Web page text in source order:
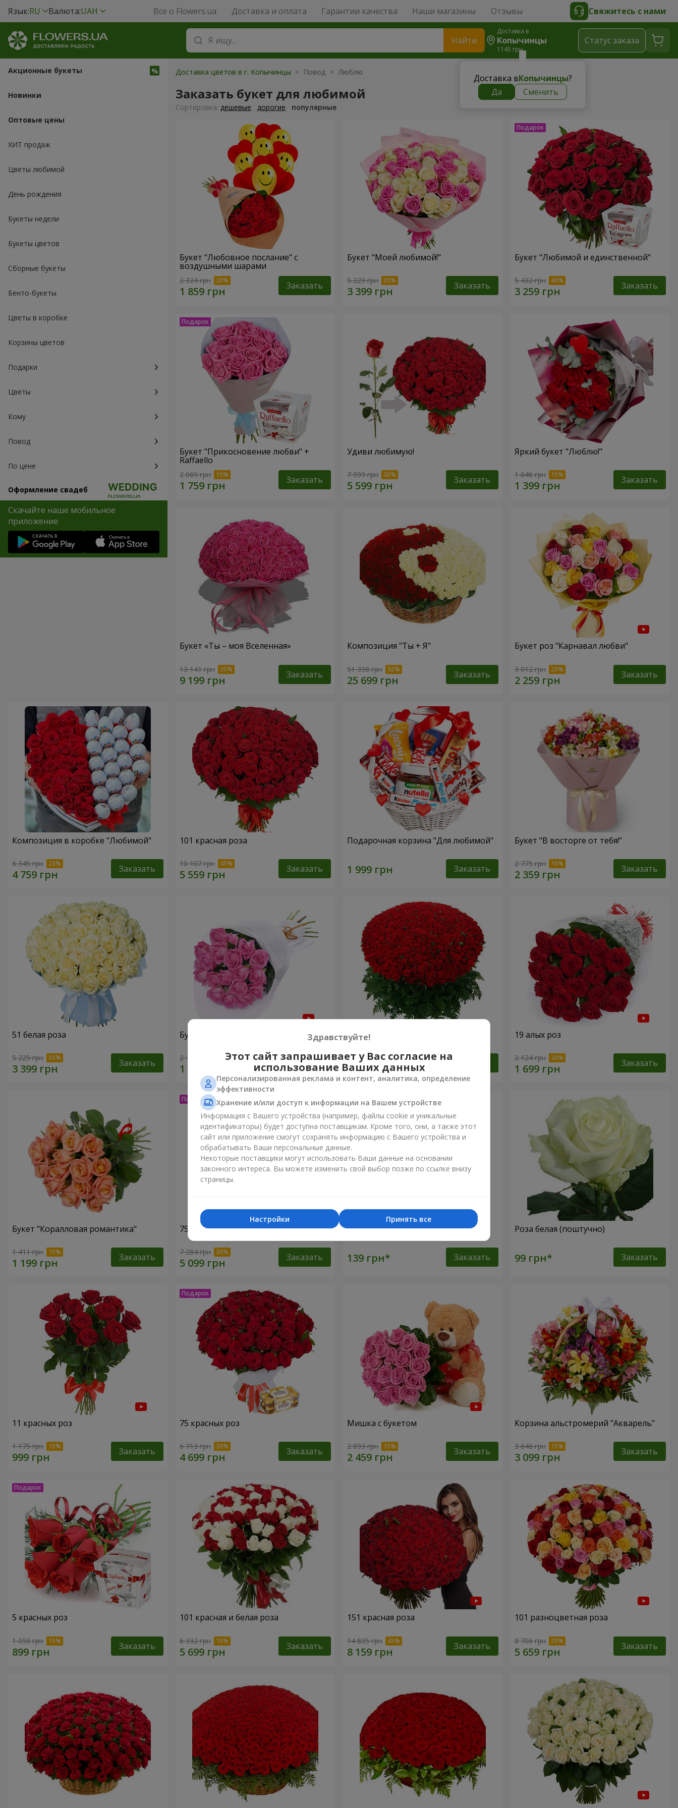
Язык:RU Валюта:UAH Все о Flowers.ua Доставка и оплата Гарантии качества Наши магазины Отзывы Свяжитесь с нами
Найти
Доставка в
Копычинцы
1145 грн
Доставка вКопычинцы?
Да
Сменить
Cтатус заказа
Акционные букеты
Новинки
Оптовые цены
ХИТ продаж
Цветы любимой
День рождения
Букеты недели
Букеты цветов
Сборные букеты
Бенто-букеты
Цветы в коробке
Корзины цветов
Подарки
Цветы
Кому
Повод
По цене
Оформление свадеб
Скачайте наше мобильное
приложение
Доставка цветов в г. Копычинцы > Повод > Люблю
Заказать букет для любимой
Cортировка: дешевые дорогие популярные
Букет "Любовное послание" с
воздушными шарами
2 324 грн Заказать
Букет "Моей любимой!"
5 229 грн Заказать
Букет "Любимой и единственной"
5 432 грн Заказать
Букет "Прикосновение любви" +
Raffaello
2 069 грн Заказать
Удиви любимую!
7 999 грн Заказать
Яркий букет "Люблю!"
1 646 грн Заказать
Букет «Ты – моя Вселенная»
13 141 грн Заказать
Композиция "Ты + Я"
51 398 грн Заказать
Букет роз "Карнавал любви"
3 012 грн Заказать
Композиция в коробке "Любимой"
6 345 грн Заказать
101 красная роза
10 107 грн Заказать
Подарочная корзина "Для любимой"
Заказать
Букет "В восторге от тебя!"
2 775 грн Заказать
51 белая роза
5 229 грн Заказать
Букет из роз "Быть с тобой"
2 199 грн Заказать
1000 роз!
95 165 грн
19 алых роз
2 124 грн Заказать
Букет "Коралловая романтика"
1 411 грн Заказать
75 белых роз
7 284 грн Заказать
Роза красная (поштучно)
Заказать
Роза белая (поштучно)
Заказать
11 красных роз
1 175 грн Заказать
75 красных роз
6 713 грн Заказать
Мишка с букетом
2 893 грн Заказать
Корзина альстромерий "Акварель"
3 646 грн Заказать
5 красных роз
1 058 грн Заказать
101 красная и белая роза
6 332 грн Заказать
151 красная роза
14 835 грн Заказать
101 разноцветная роза
8 706 грн Заказать
Здравствуйте!
Этот сайт запрашивает у Вас согласие на
использование Ваших данных
Персонализированная реклама и контент, аналитика, определение
эффективности
Хранение и/или доступ к информации на Вашем устройстве
Информация с Вашего устройства (например, файлы cookie и уникальные
идентификаторы) будет доступна поставщикам. Кроме того, они, а также этот
сайт или приложение смогут сохранять информацию с Вашего устройства и
обрабатывать Ваши персональные данные.
Некоторые поставщики могут использовать Ваши данные на основании
законного интереса. Вы можете изменить свой выбор позже по ссылке внизу
страницы.
Принять все
Настройки